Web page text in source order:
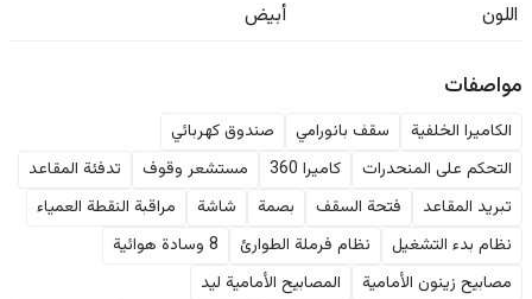
اللون
أبيض
مواصفات
الكاميرا الخلفية سقف بانورامي
صندوق كهربائي
التحكم على المنحدرات
كاميرا 360 مستشعر وقوف
تدفئة المقاعد
تبريد المقاعد
فتحة السقف بصمة شاشة
مراقبة النقطة العمياء
نظام بدء التشغيل
نظام فرملة الطوارئ
8 وسادة هوائية
مصابيح زينون الأمامية
المصابيح الأمامية ليد